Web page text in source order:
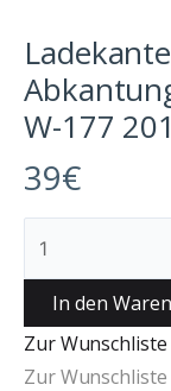
W-177
39€
In den
Zur
Zur